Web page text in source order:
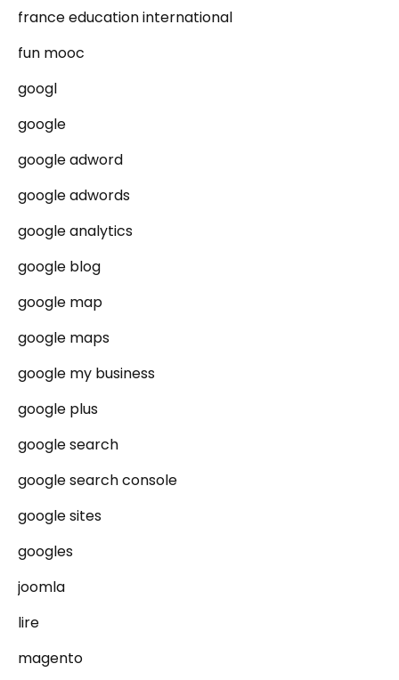
france education international
fun mooc
googl
google
google adword
google adwords
google analytics
google blog
google map
google maps
google my business
google plus
google search
google search console
google sites
googles
joomla
lire
magento